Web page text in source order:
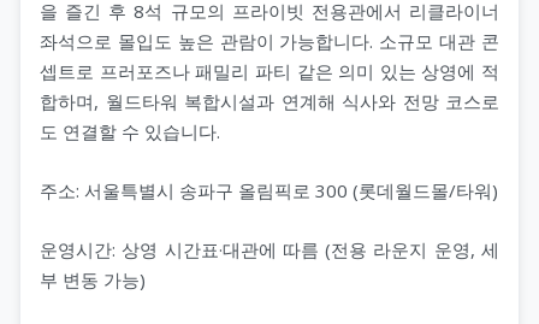
을 즐긴 후 8석 규모의 프라이빗 전용관에서 리클라이너
좌석으로 몰입도 높은 관람이 가능합니다. 소규모 대관 콘
셉트로 프러포즈나 패밀리 파티 같은 의미 있는 상영에 적
합하며, 월드타워 복합시설과 연계해 식사와 전망 코스로
도 연결할 수 있습니다.
주소: 서울특별시 송파구 올림픽로 300 (롯데월드몰/타워)
운영시간: 상영 시간표·대관에 따름 (전용 라운지 운영, 세
부 변동 가능)